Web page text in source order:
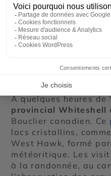
Les activités
autour de
Excursions dans
À quelques heures
provincial Whiteshell
Bouclier canadien. Ce
lacs cristallins,
West Hawk, formé
météoritique. Les
à la randonnée, au